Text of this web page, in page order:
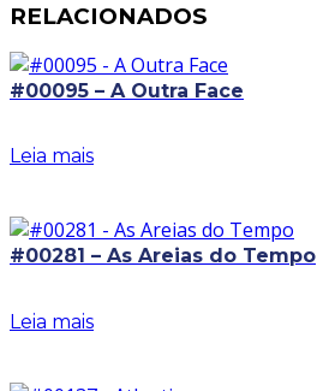
RELACIONADOS
#00095 – A Outra Face
Leia mais
#00281 – As Areias do Tempo
Leia mais